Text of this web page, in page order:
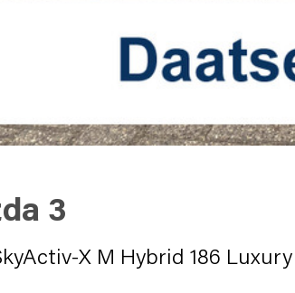
3
X M Hybrid 186 Luxury